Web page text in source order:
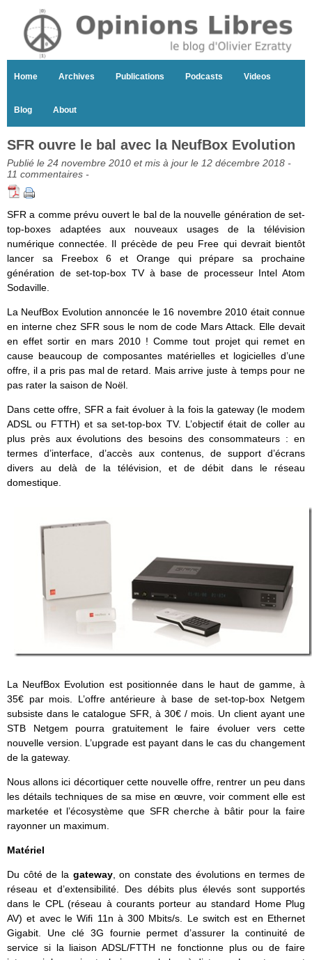
Home Archives Publications Podcasts Videos
Blog About
SFR ouvre le bal avec la NeufBox Evolution
Publié le 24 novembre 2010 et mis à jour le 12 décembre 2018 -
11 commentaires -
SFR a comme prévu ouvert le bal de la nouvelle génération de set-
top-boxes adaptées aux nouveaux usages de la télévision
numérique connectée. Il précède de peu Free qui devrait bientôt
lancer sa Freebox 6 et Orange qui prépare sa prochaine
génération de set-top-box TV à base de processeur Intel Atom
Sodaville.
La NeufBox Evolution annoncée le 16 novembre 2010 était connue
en interne chez SFR sous le nom de code Mars Attack. Elle devait
en effet sortir en mars 2010 ! Comme tout projet qui remet en
cause beaucoup de composantes matérielles et logicielles d’une
offre, il a pris pas mal de retard. Mais arrive juste à temps pour ne
pas rater la saison de Noël.
Dans cette offre, SFR a fait évoluer à la fois la gateway (le modem
ADSL ou FTTH) et sa set-top-box TV. L’objectif était de coller au
plus près aux évolutions des besoins des consommateurs : en
termes d’interface, d’accès aux contenus, de support d’écrans
divers au delà de la télévision, et de débit dans le réseau
domestique.
La NeufBox Evolution est positionnée dans le haut de gamme, à
35€ par mois. L’offre antérieure à base de set-top-box Netgem
subsiste dans le catalogue SFR, à 30€ / mois. Un client ayant une
STB Netgem pourra gratuitement le faire évoluer vers cette
nouvelle version. L’upgrade est payant dans le cas du changement
de la gateway.
Nous allons ici décortiquer cette nouvelle offre, rentrer un peu dans
les détails techniques de sa mise en œuvre, voir comment elle est
marketée et l’écosystème que SFR cherche à bâtir pour la faire
rayonner un maximum.
Matériel
Du côté de la gateway, on constate des évolutions en termes de
réseau et d’extensibilité. Des débits plus élevés sont supportés
dans le CPL (réseau à courants porteur au standard Home Plug
AV) et avec le Wifi 11n à 300 Mbits/s. Le switch est en Ethernet
Gigabit. Une clé 3G fournie permet d’assurer la continuité de
service si la liaison ADSL/FTTH ne fonctionne plus ou de faire